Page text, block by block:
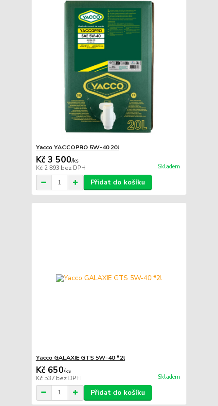
Yacco YACCOPRO 5W-40 20l
Kč 3 500/ks
Kč 2 893 bez DPH Skladem
Přidat do košíku
Yacco GALAXIE GTS 5W-40 *2l
Kč 650/ks
Kč 537 bez DPH Skladem
Přidat do košíku